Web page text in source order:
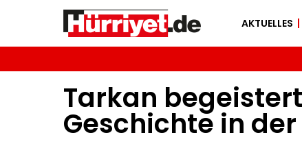
AKTUELLES
Tarkan
Geschichte in der